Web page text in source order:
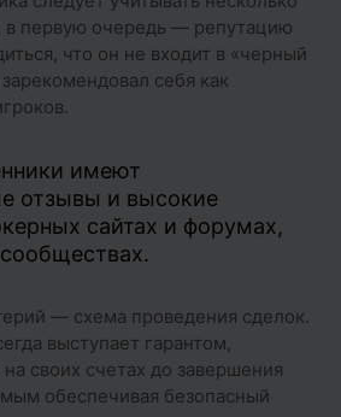
в первую очередь — репутацию
что он не входит в «черный
себя как
имеют
отзывы и высокие
сайтах и форумах,
— схема проведения сделок.
выступает гарантом,
своих счетах до завершения
обеспечивая безопасный